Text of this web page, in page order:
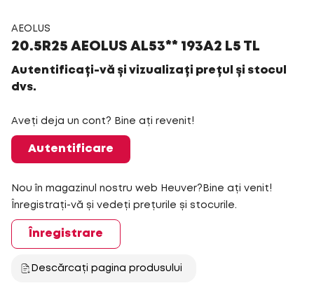
AEOLUS
20.5R25 AEOLUS AL53** 193A2 L5 TL
Autentificați-vă și vizualizați prețul și stocul
dvs.
Aveți deja un cont? Bine ați revenit!
Autentificare
Nou în magazinul nostru web Heuver?Bine ați venit!
Înregistrați-vă și vedeți prețurile și stocurile.
Înregistrare
Descărcați pagina produsului